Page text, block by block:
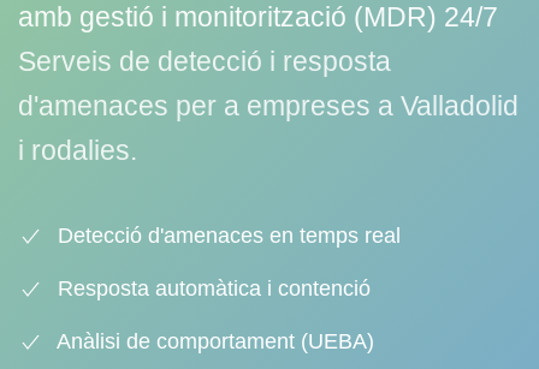
amb gestió i monitorització (MDR) 24/7
Serveis de detecció i resposta
d'amenaces per a empreses a Valladolid
i rodalies.
Detecció d'amenaces en temps real
Resposta automàtica i contenció
Anàlisi de comportament (UEBA)